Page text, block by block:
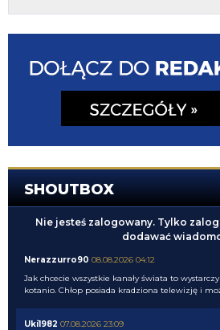
SHOUTBOX
Nie jesteś zalogowany. Tylko
dodawać
Nerazzurro90 08.08.2026 04:12
Jak chcecie wszystkie kanały świata to
kotanio. Chłop posiada kradziona telewizję i
Uki1982 07.08.2026 23:09